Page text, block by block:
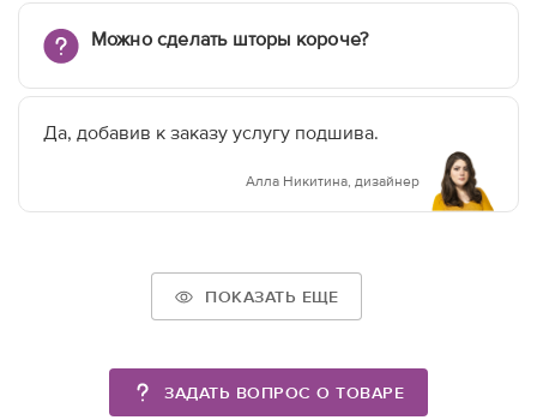
Можно сделать шторы короче?
Да, добавив к заказу услугу подшива.
Алла Никитина, дизайнер
ПОКАЗАТЬ ЕЩЕ
ЗАДАТЬ ВОПРОС О ТОВАРЕ